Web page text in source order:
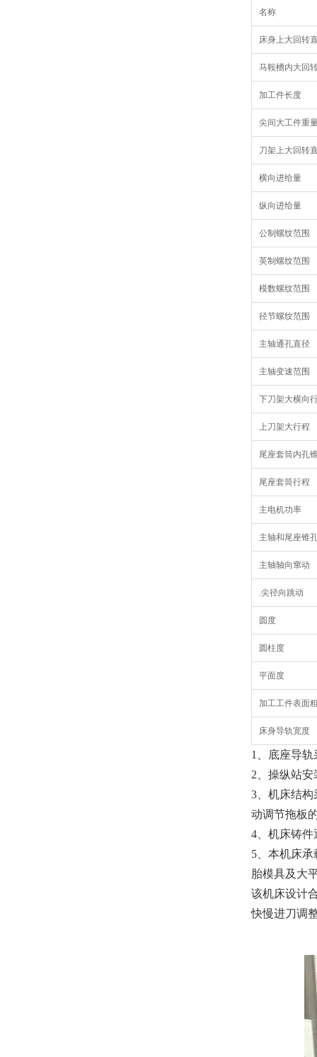
名称
床身上大回转
马鞍槽内大回
加工件长度
尖间大工件重
刀架上大回转
横向进给量
纵向进给量
公制螺纹范围
英制螺纹范围
模数螺纹范围
径节螺纹范围
主轴通孔直径
主轴变速范围
下刀架大横向
上刀架大行程
尾座套筒内孔
尾座套筒行程
主电机功率
主轴和尾座锥
主轴轴向窜动
.尖径向跳动
圆度
圆柱度
平面度
加工工件表面
床身导轨宽度
1、底座导
2、操纵站
3、机床结
动调节拖板
4、机床铸
5、本机床
胎模具及大
该机床设计
快慢进刀调